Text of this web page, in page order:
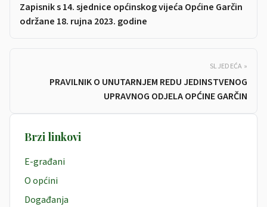
Zapisnik s 14. sjednice općinskog vijeća Općine Garčin
održane 18. rujna 2023. godine
SLJEDEĆA »
PRAVILNIK O UNUTARNJEM REDU JEDINSTVENOG
UPRAVNOG ODJELA OPĆINE GARČIN
Brzi linkovi
E-građani
O općini
Događanja